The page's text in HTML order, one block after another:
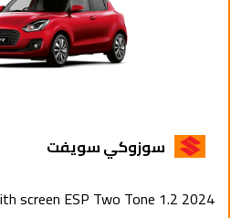
سوزوكي سويفت
2024 1.2 A/T GLX with screen ESP Two Tone